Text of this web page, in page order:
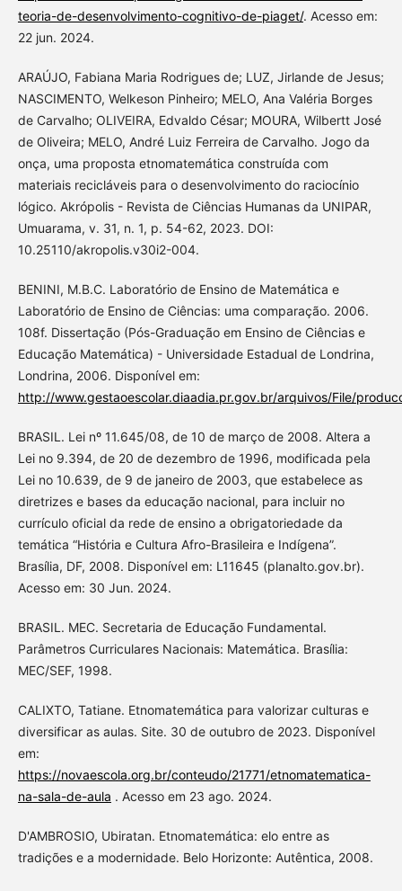
teoria-de-desenvolvimento-cognitivo-de-piaget/. Acesso em:
22 jun. 2024.
ARAÚJO, Fabiana Maria Rodrigues de; LUZ, Jirlande de Jesus;
NASCIMENTO, Welkeson Pinheiro; MELO, Ana Valéria Borges
de Carvalho; OLIVEIRA, Edvaldo César; MOURA, Wilbertt José
de Oliveira; MELO, André Luiz Ferreira de Carvalho. Jogo da
onça, uma proposta etnomatemática construída com
materiais recicláveis para o desenvolvimento do raciocínio
lógico. Akrópolis - Revista de Ciências Humanas da UNIPAR,
Umuarama, v. 31, n. 1, p. 54-62, 2023. DOI:
10.25110/akropolis.v30i2-004.
BENINI, M.B.C. Laboratório de Ensino de Matemática e
Laboratório de Ensino de Ciências: uma comparação. 2006.
108f. Dissertação (Pós-Graduação em Ensino de Ciências e
Educação Matemática) - Universidade Estadual de Londrina,
Londrina, 2006. Disponível em:
http://www.gestaoescolar.diaadia.pr.gov.br/arquivos/File/
BRASIL. Lei nº 11.645/08, de 10 de março de 2008. Altera a
Lei no 9.394, de 20 de dezembro de 1996, modificada pela
Lei no 10.639, de 9 de janeiro de 2003, que estabelece as
diretrizes e bases da educação nacional, para incluir no
currículo oficial da rede de ensino a obrigatoriedade da
temática “História e Cultura Afro-Brasileira e Indígena”.
Brasília, DF, 2008. Disponível em: L11645 (planalto.gov.br).
Acesso em: 30 Jun. 2024.
BRASIL. MEC. Secretaria de Educação Fundamental.
Parâmetros Curriculares Nacionais: Matemática. Brasília:
MEC/SEF, 1998.
CALIXTO, Tatiane. Etnomatemática para valorizar culturas e
diversificar as aulas. Site. 30 de outubro de 2023. Disponível
em:
https://novaescola.org.br/conteudo/21771/etnomatematica-
na-sala-de-aula . Acesso em 23 ago. 2024.
D'AMBROSIO, Ubiratan. Etnomatemática: elo entre as
tradições e a modernidade. Belo Horizonte: Autêntica, 2008.